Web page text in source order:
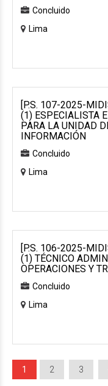
Concluido
Lima
[P.S. 107-2025-
(1) ESPECIALISTA
PARA LA UNIDAD
INFORMACIÓN
Concluido
Lima
[P.S. 106-2025-
(1) TÉCNICO
OPERACIONES Y
Concluido
Lima
1 2 3